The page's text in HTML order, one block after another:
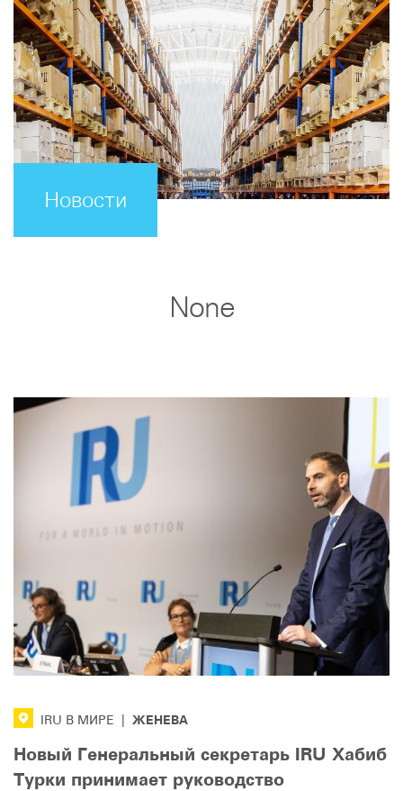
Новости
None
IRU В МИРЕ ЖЕНЕВА
Новый Генеральный секретарь IRU Хабиб
Турки принимает руководство